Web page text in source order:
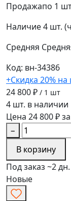
Продажапо 1
Наличие4 шт.
Средняя
Код: вн-34386
+Скидка 20%
24 800 ₽ / 1 шт
4 шт. в наличии
Цена 24 800 ₽
−
В корзину
Под заказ ~2 дн.
Новые